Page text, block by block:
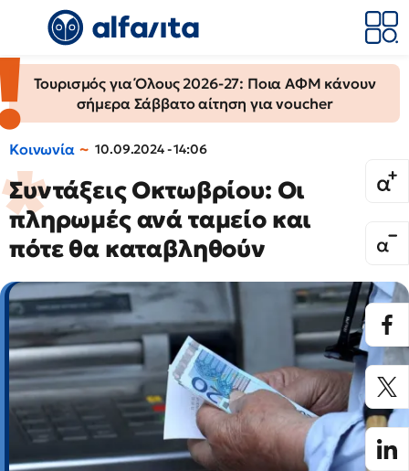
Τουρισμός για Όλους 2026-27: Ποια ΑΦΜ κάνουν
σήμερα Σάββατο αίτηση για voucher
Κοινωνία 10.09.2024 - 14:06
Συντάξεις Οκτωβρίου: Οι
πληρωμές ανά ταμείο και
πότε θα καταβληθούν